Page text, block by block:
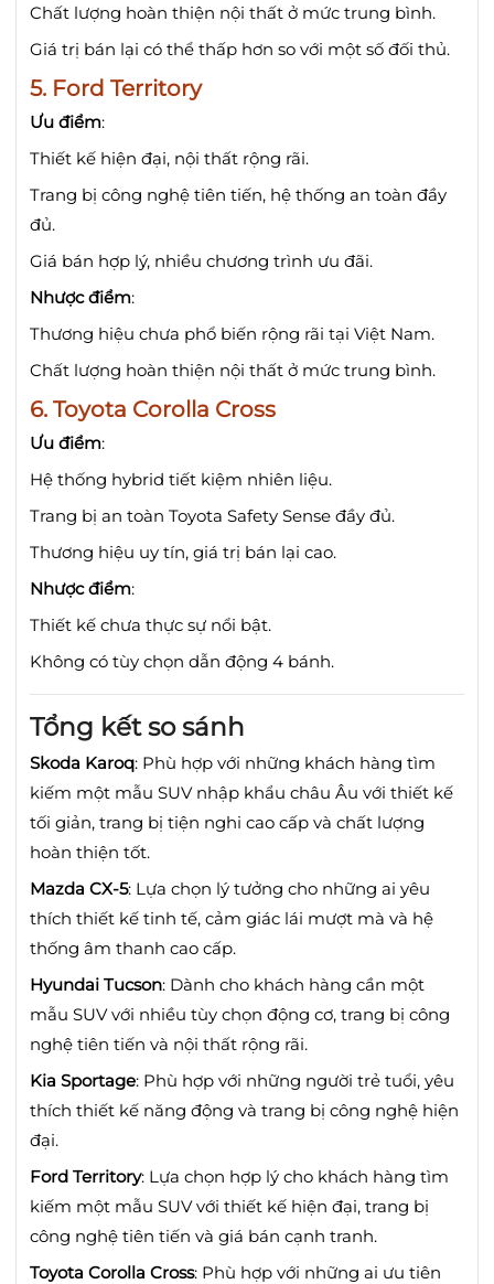
Chất lượng hoàn thiện nội thất ở mức trung bình.
Giá trị bán lại có thể thấp hơn so với một số đối thủ.
5. Ford Territory
Ưu điểm:
Thiết kế hiện đại, nội thất rộng rãi.
Trang bị công nghệ tiên tiến, hệ thống an toàn đầy
đủ.
Giá bán hợp lý, nhiều chương trình ưu đãi.
Nhược điểm:
Thương hiệu chưa phổ biến rộng rãi tại Việt Nam.
Chất lượng hoàn thiện nội thất ở mức trung bình.
6. Toyota Corolla Cross
Ưu điểm:
Hệ thống hybrid tiết kiệm nhiên liệu.
Trang bị an toàn Toyota Safety Sense đầy đủ.
Thương hiệu uy tín, giá trị bán lại cao.
Nhược điểm:
Thiết kế chưa thực sự nổi bật.
Không có tùy chọn dẫn động 4 bánh.
Tổng kết so sánh
Skoda Karoq: Phù hợp với những khách hàng tìm
kiếm một mẫu SUV nhập khẩu châu Âu với thiết kế
tối giản, trang bị tiện nghi cao cấp và chất lượng
hoàn thiện tốt.
Mazda CX-5: Lựa chọn lý tưởng cho những ai yêu
thích thiết kế tinh tế, cảm giác lái mượt mà và hệ
thống âm thanh cao cấp.
Hyundai Tucson: Dành cho khách hàng cần một
mẫu SUV với nhiều tùy chọn động cơ, trang bị công
nghệ tiên tiến và nội thất rộng rãi.
Kia Sportage: Phù hợp với những người trẻ tuổi, yêu
thích thiết kế năng động và trang bị công nghệ hiện
đại.
Ford Territory: Lựa chọn hợp lý cho khách hàng tìm
kiếm một mẫu SUV với thiết kế hiện đại, trang bị
công nghệ tiên tiến và giá bán cạnh tranh.
Toyota Corolla Cross: Phù hợp với những ai ưu tiên